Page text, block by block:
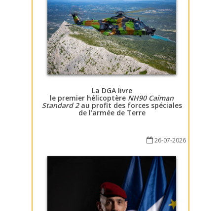
La DGA livre
le premier hélicoptère NH90 Caïman
Standard 2au profit des forces spéciales
de l’armée de Terre
26-07-2026